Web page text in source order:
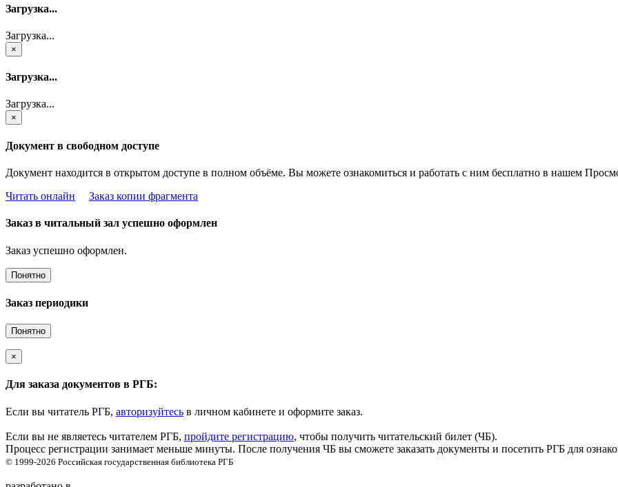
Загрузка...
Загрузка...
×
Загрузка...
Загрузка...
×
Документ в свободном доступе
Документ находится в открытом доступе в полном объёме. Вы можете ознакомиться и работать с ним бесплатно в нашем
Читать онлайн
Заказ копии фрагмента
Заказ в читальный зал успешно оформлен
Заказ успешно оформлен.
Понятно
Заказ периодики
Понятно
×
Для заказа документов в РГБ:
Если вы читатель РГБ, авторизуйтесь в личном кабинете и оформите заказ.
Если вы не являетесь читателем РГБ, пройдите регистрацию, чтобы получить читательский билет (ЧБ).
Процесс регистрации занимает меньше минуты. После получения ЧБ вы сможете заказать документы и посетить РГБ для
© 1999-2026 Российская государственная библиотека РГБ